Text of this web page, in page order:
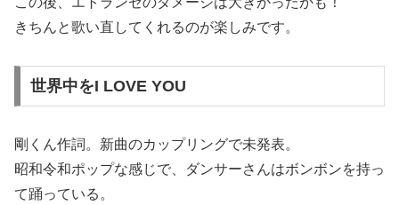
きちんと歌い直してくれるのが楽しみです。
世界中をI LOVE YOU
剛くん作詞。新曲のカップリングで未発表。
昭和令和ポップな感じで、ダンサーさんはボンボンを持っ
て踊っている。